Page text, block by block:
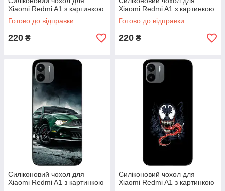
Xiaomi Redmi A1 з картинкою
Готово до відправки
220 ₴
Xiaomi Redmi A1 з картинкою
Готово до відправки
220 ₴
Силіконовий чохол для
Xiaomi Redmi A1 з картинкою
Силіконовий чохол для
Xiaomi Redmi A1 з картинкою